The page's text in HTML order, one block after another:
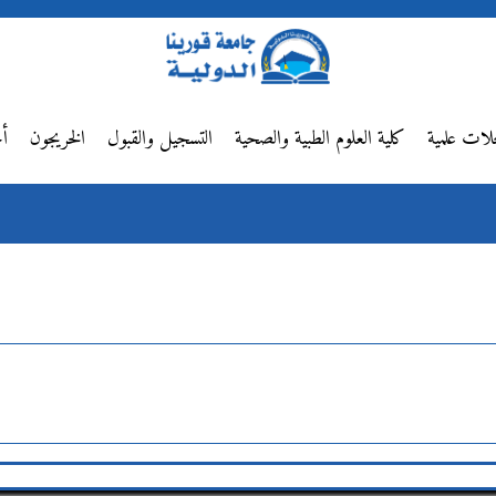
علمية كلية العلوم الطبية والصحية التسجيل والقبول الخريجون